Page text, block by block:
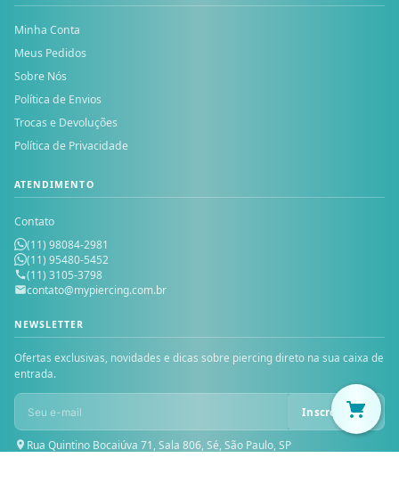
Minha Conta
Meus Pedidos
Sobre Nós
Política de Envios
Trocas e Devoluções
Política de Privacidade
ATENDIMENTO
Contato
(11) 98084-2981
(11) 95480-5452
(11) 3105-3798
contato@mypiercing.com.br
NEWSLETTER
Ofertas exclusivas, novidades e dicas sobre piercing direto na sua caixa de
entrada.
Inscrever-se
Rua Quintino Bocaiúva 71, Sala 806, Sé, São Paulo, SP